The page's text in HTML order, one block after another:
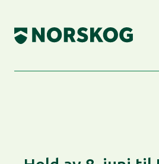
content